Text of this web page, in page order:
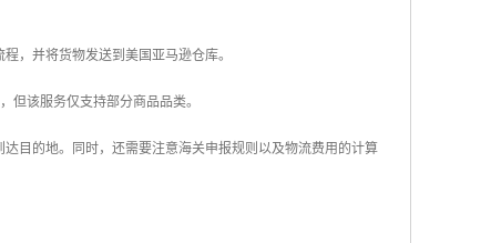
，并将货物发送到美国亚马逊仓库。
但该服务仅支持部分商品品类。
目的地。同时，还需要注意海关申报规则以及物流费用的计算